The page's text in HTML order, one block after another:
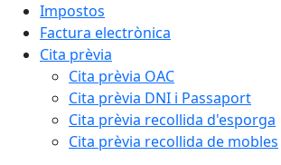
Impostos
Factura electrònica
Cita prèvia
Cita prèvia OAC
Cita prèvia DNI i Passaport
Cita prèvia recollida d'esporga
Cita prèvia recollida de mobles